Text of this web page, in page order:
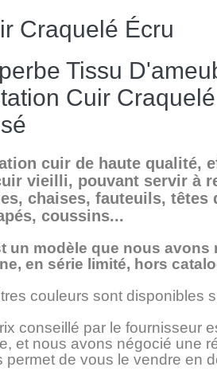
Craquelé Écru
Tissu
Cuir
cuir de haute qualité,
vieilli, pouvant servir à
chaises, fauteuils, têtes
coussins...
un modèle que nous avons
en série limité, hors
couleurs sont disponibles
conseillé par le fournisseur
et nous avons négocié une
permet de vous le vendre en